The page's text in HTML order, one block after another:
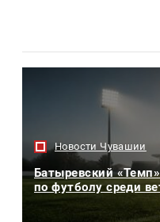
Новости Чувашии
Батыревский
по футболу среди